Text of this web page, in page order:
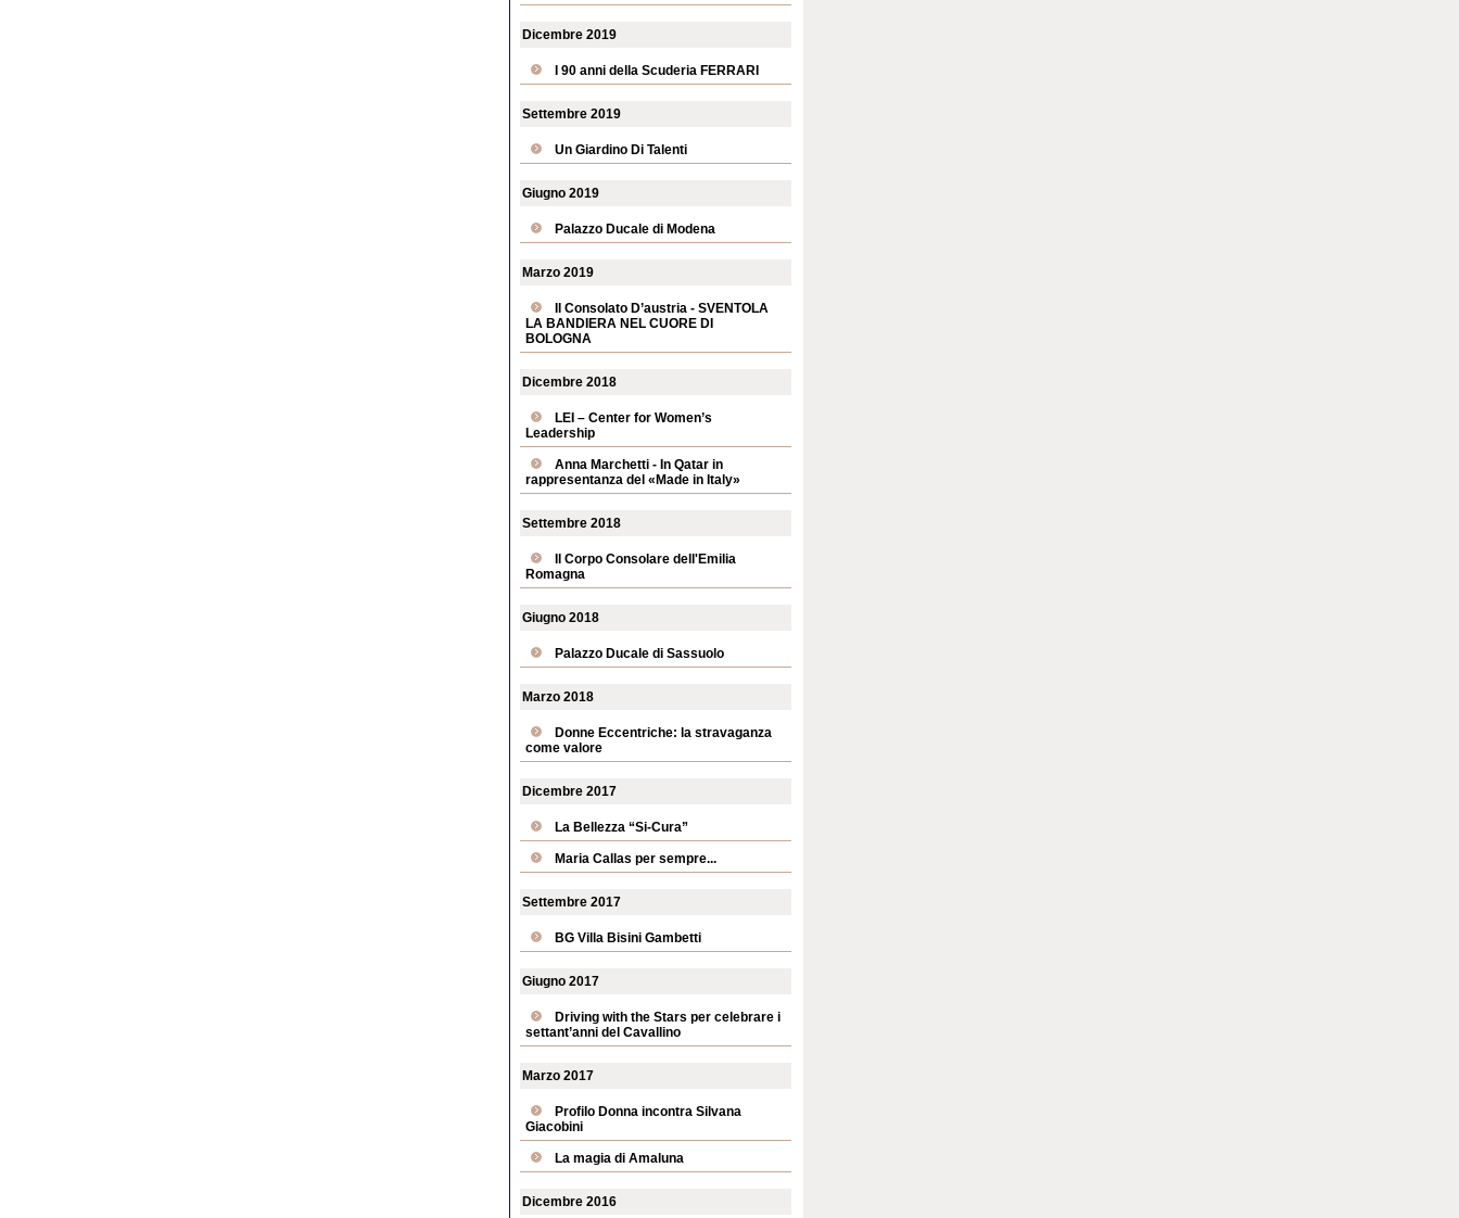
Dicembre 2019
I 90 anni della Scuderia FERRARI
Settembre 2019
Un Giardino Di Talenti
Giugno 2019
Palazzo Ducale di Modena
Marzo 2019
Il Consolato D’austria - SVENTOLA
LA BANDIERA NEL CUORE DI
BOLOGNA
Dicembre 2018
LEI – Center for Women’s
Leadership
Anna Marchetti - In Qatar in
rappresentanza del «Made in Italy»
Settembre 2018
Il Corpo Consolare dell'Emilia
Romagna
Giugno 2018
Palazzo Ducale di Sassuolo
Marzo 2018
Donne Eccentriche: la stravaganza
come valore
Dicembre 2017
La Bellezza “Si-Cura”
Maria Callas per sempre...
Settembre 2017
BG Villa Bisini Gambetti
Giugno 2017
Driving with the Stars per celebrare i
settant’anni del Cavallino
Marzo 2017
Profilo Donna incontra Silvana
Giacobini
La magia di Amaluna
Dicembre 2016